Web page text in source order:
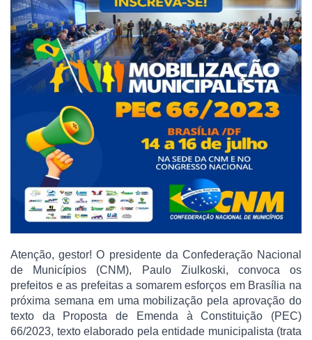
Atenção, gestor! O presidente da Confederação Nacional
de Municípios (CNM), Paulo Ziulkoski, convoca os
prefeitos e as prefeitas a somarem esforços em Brasília na
próxima semana em uma mobilização pela aprovação do
texto da Proposta de Emenda à Constituição (PEC)
66/2023, texto elaborado pela entidade municipalista (trata